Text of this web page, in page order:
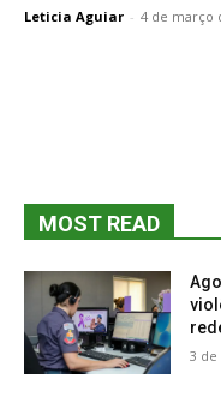
Leticia Aguiar - 4 de março
MOST READ
3 de